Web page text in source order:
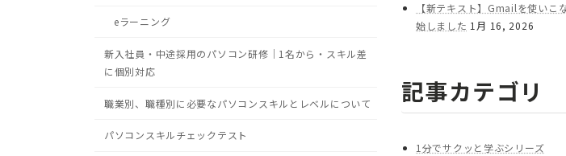
eラーニング
新入社員・中途採用のパソコン研修｜1名から・スキル差
に個別対応
職業別、職種別に必要なパソコンスキルとレベルについて
パソコンスキルチェックテスト
【新テキスト】Gmailを使いこ
始しました 1月 16, 2026
記事カテゴリ
1分でサクッと学ぶシリーズ